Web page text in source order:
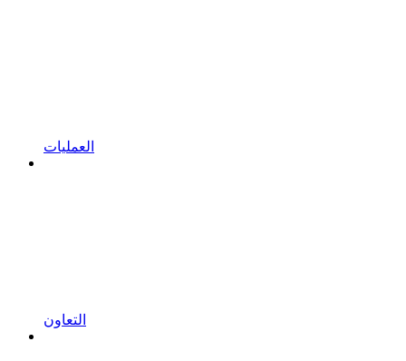
العمليات
التعاون